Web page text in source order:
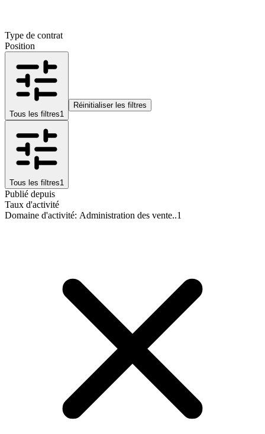
Type de contrat
Position
Tous les filtres1
Réinitialiser les filtres
Tous les filtres1
Publié depuis
Taux d'activité
Domaine d'activité: Administration des vente..1